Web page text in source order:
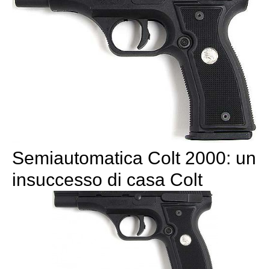
Semiautomatica Colt 2000: un
insuccesso di casa Colt